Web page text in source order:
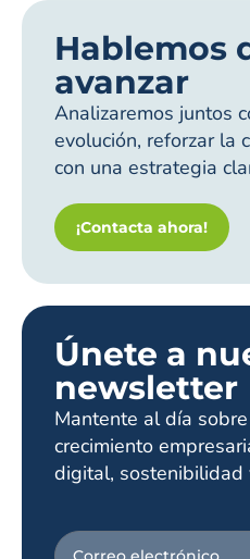
Hablemos
avanzar
Analizaremos juntos
evolución, reforzar la
con una estrategia
¡Contacta ahora!
Únete a
newsletter
Mantente al día
crecimiento
digital, sostenibilidad